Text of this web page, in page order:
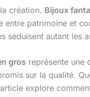
création. Bijoux
entre patrimoine et
séduisent autant les
gros représente une
sur la qualité.
explore